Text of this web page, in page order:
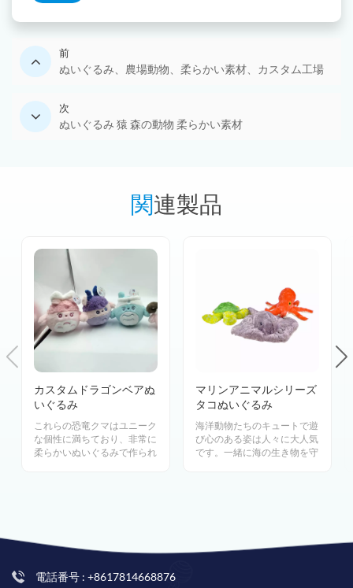
前
ぬいぐるみ、農場動物、柔らかい素材、カスタム工場
次
ぬいぐるみ 猿 森の動物 柔らかい素材
関連製品
カスタムドラゴンベアぬ
いぐるみ
これらの恐竜クマはユニーク
な個性に満ちており、非常に
柔らかいぬいぐるみで作られ
マリンアニマルシリーズ
タコぬいぐるみ
海洋動物たちのキュートで遊
び心のある姿は人々に大人気
です。一緒に海の生き物を守
電話番号 : +8617814668876